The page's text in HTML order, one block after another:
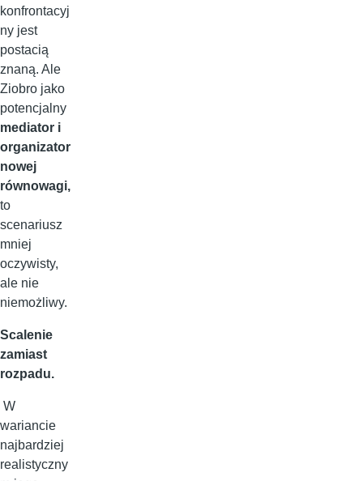
konfrontacyj
ny jest
postacią
znaną. Ale
Ziobro jako
potencjalny
mediator i
organizator
nowej
równowagi,
to
scenariusz
mniej
oczywisty,
ale nie
niemożliwy.
Scalenie
zamiast
rozpadu.
W
wariancie
najbardziej
realistyczny